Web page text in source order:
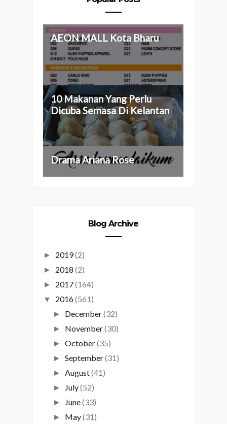
AEON MALL Kota Bharu
10 Makanan Yang Perlu
Dicuba Semasa Di Kelantan
Drama Ariana Rose
Blog Archive
► 2019(2)
► 2018 (2)
► 2017(164)
▼ 2016(561)
► December(32)
► November(30)
►October(35)
►September(31)
►August(41)
► July(52)
► June(33)
► May(31)